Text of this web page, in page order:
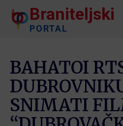
Braniteljski
PORTAL
BAHATOI
SNIMATI